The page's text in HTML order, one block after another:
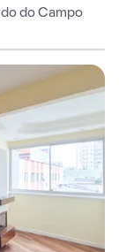
do Campo